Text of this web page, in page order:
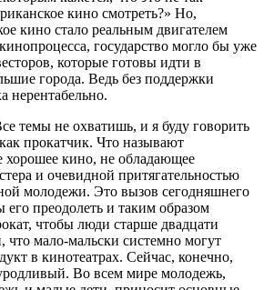
кино смотреть?» Но,
кино стало реальным двигателем
государство могло бы уже
которые готовы идти в
города. Ведь без поддержки
нерентабельно.
темы не охватишь, и я буду говорить
прокатчик. Что называют
хорошее кино, не обладающее
и очевидной притягательностью
молодежи. Это вызов сегодняшнего
преодолеть и таким образом
чтобы люди старше двадцати
что мало-мальски системно могут
в кинотеатрах. Сейчас, конечно,
Во всем мире молодежь,